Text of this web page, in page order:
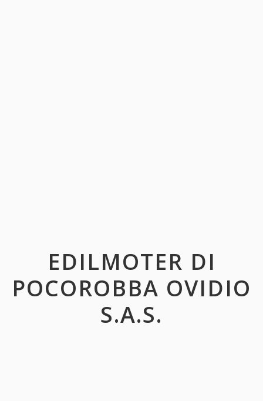
EDILMOTER DI
POCOROBBA OVIDIO
S.A.S.